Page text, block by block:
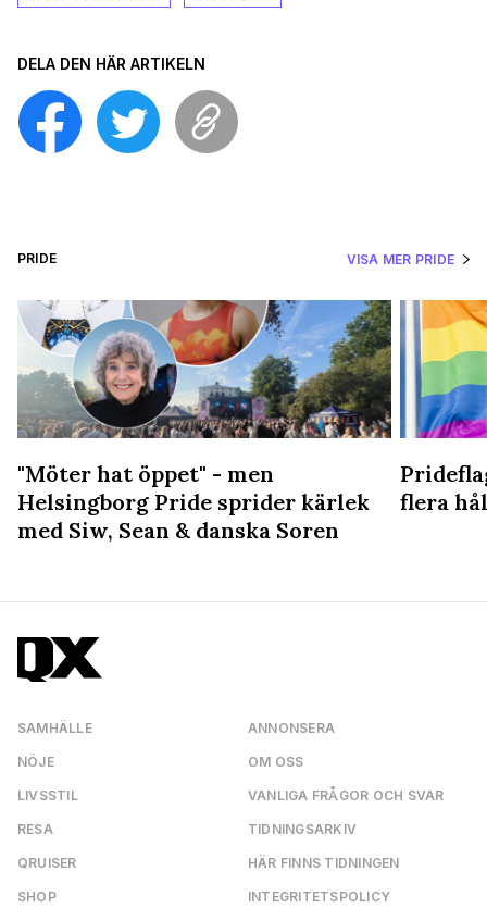
DELA DEN HÄR ARTIKELN
PRIDE VISA MER PRIDE
"Möter hat öppet" - men
Helsingborg Pride sprider kärlek
med Siw, Sean & danska Soren
flera
SAMHÄLLE
NÖJE
LIVSSTIL
RESA
QRUISER
SHOP
ANNONSERA
OM OSS
VANLIGA FRÅGOR OCH SVAR
TIDNINGSARKIV
HÄR FINNS TIDNINGEN
INTEGRITETSPOLICY